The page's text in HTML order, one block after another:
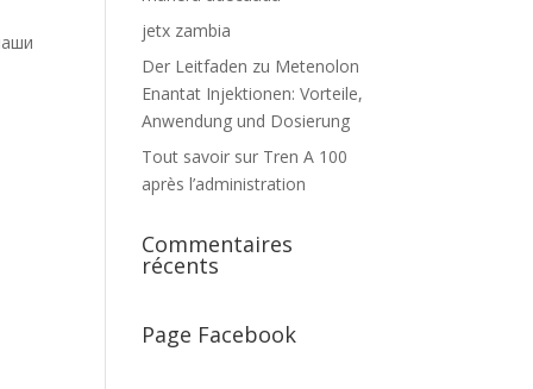
jetx zambia
Der Leitfaden zu Metenolon
Enantat Injektionen: Vorteile,
Anwendung und Dosierung
Tout savoir sur Tren A 100
après l’administration
Commentaires
récents
Page Facebook